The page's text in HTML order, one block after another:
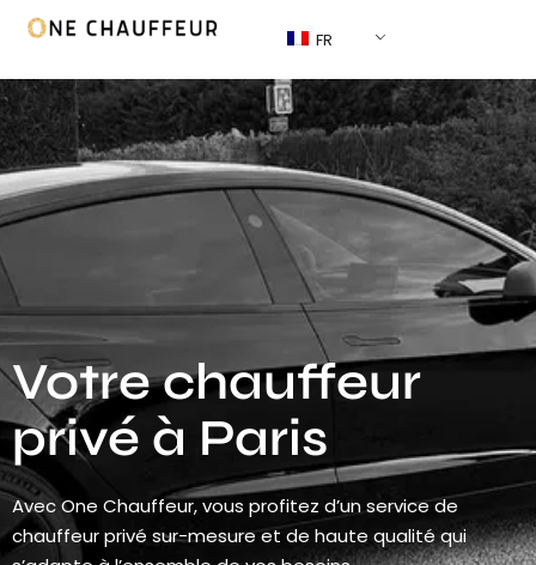
FR
Votre chauffeur
privé à Paris
Avec One Chauffeur, vous profitez d’un service de
chauffeur privé sur-mesure et de haute qualité qui